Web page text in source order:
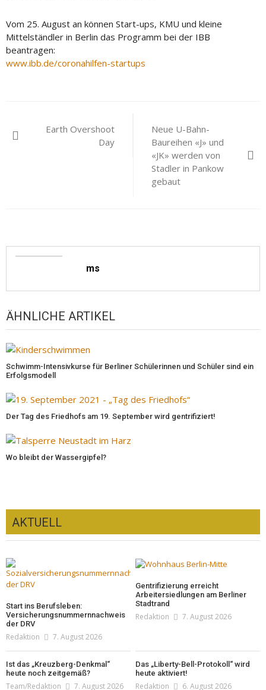
Vom 25. August an können Start-ups, KMU und kleine
Mittelständler in Berlin das Programm bei der IBB
beantragen:
www.ibb.de/coronahilfen-startups
Earth Overshoot
Day
Neue U-Bahn-
Baureihen «J» und
«JK» werden von
Stadler in Pankow
gebaut
ms
ÄHNLICHE ARTIKEL
Schwimm-Intensivkurse für Berliner Schülerinnen und Schüler sind ein
Erfolgsmodell
Der Tag des Friedhofs am 19. September wird gentrifiziert!
Wo bleibt der Wassergipfel?
AKTUELL
Start ins Berufsleben:
Versicherungsnummernnachweis
der DRV
Redaktion 7. August 2026
Gentrifizierung erreicht
Arbeitersiedlungen am Berliner
Stadtrand
Redaktion 7. August 2026
Ist das „Kreuzberg-Denkmal“
heute noch zeitgemäß?
Team/Redaktion 7. August 2026
Das „Liberty-Bell-Protokoll“ wird
heute aktiviert!
Redaktion 6. August 2026